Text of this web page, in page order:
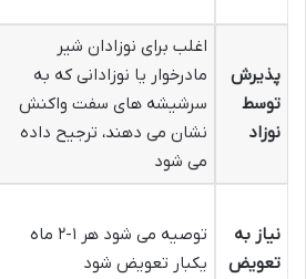
پذیرش
توسط
نوزاد
اغلب برای نوزادان شیر
مادرخوار یا نوزادانی که به
سرشیشه های سفت واکنش
نشان می دهند، ترجیح داده
می شود
نیاز به
تعویض
توصیه می شود هر ۱-۲ ماه
یکبار تعویض شود